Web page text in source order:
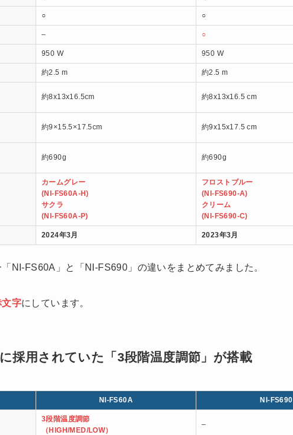
○ ○
– ○
950 W 950 W
約2.5 m 約2.5 m
約8x13x16.5cm 約8x13x16.5 cm
約9×15.5×17.5cm 約9x15x17.5 cm
約690g 約690g
カームグレー
(NI-FS60A-H)
サクラ
(NI-FS60A-P)
フロストブルー
(NI-FS690-A)
クリーム
(NI-FS690-C)
2024年3月 2023年3月
NI-FS60A」と「NI-FS690」の違いをまとめてみました。
文字にしています。
採用されていた「3段階温度調節」が搭載
NI-FS60A NI-FS690
3段階温度調節
（HIGH/MED/LOW）
–